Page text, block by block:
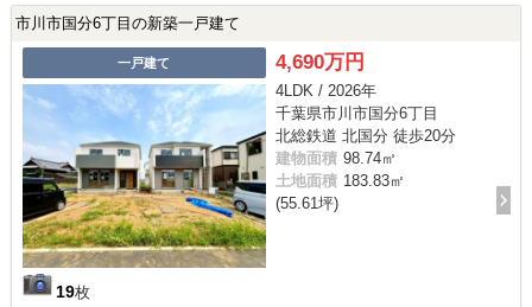
市川市国分6丁目の新築一戸建て
一戸建て
19枚
4,690万円
4LDK / 2026年
千葉県市川市国分6丁目
北総鉄道 北国分 徒歩20分
建物面積 98.74㎡
土地面積 183.83㎡
(55.61坪)